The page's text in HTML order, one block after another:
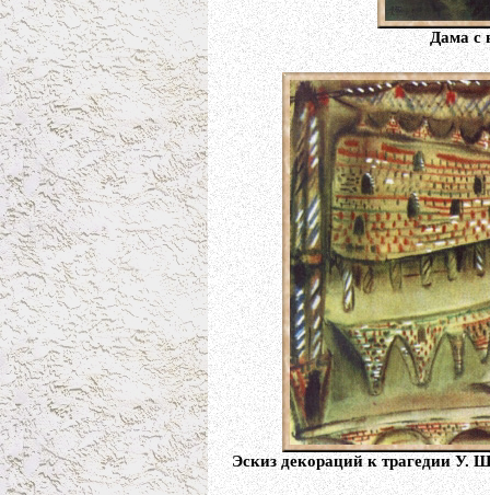
Дама с
Эскиз декораций к трагедии У.